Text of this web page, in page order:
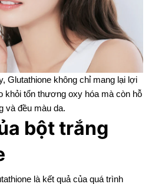
Glutathione không chỉ mang lại lợi
khỏi tổn thương oxy hóa mà còn hỗ
và đều màu da.
bột trắng
là kết quả của quá trình